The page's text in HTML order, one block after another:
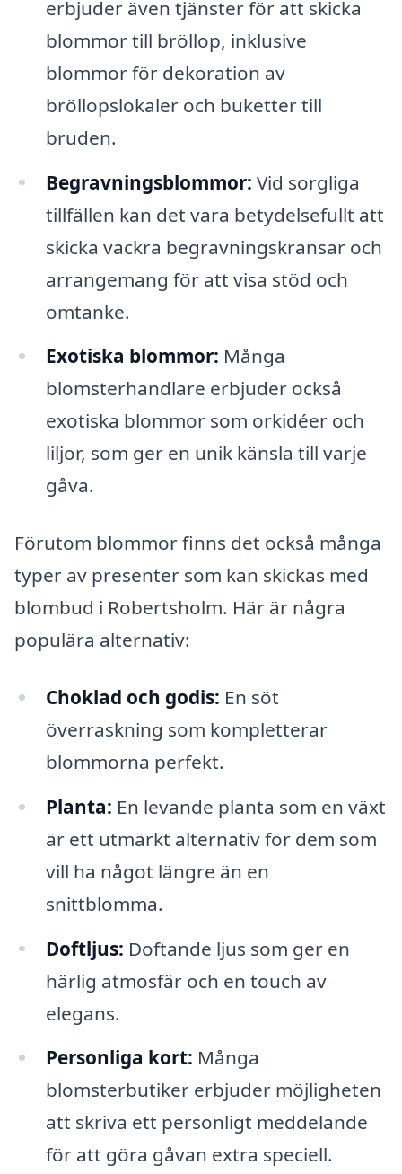
erbjuder även tjänster för att skicka
blommor till bröllop, inklusive
blommor för dekoration av
bröllopslokaler och buketter till
bruden.
Begravningsblommor: Vid sorgliga
tillfällen kan det vara betydelsefullt att
skicka vackra begravningskransar och
arrangemang för att visa stöd och
omtanke.
Exotiska blommor: Många
blomsterhandlare erbjuder också
exotiska blommor som orkidéer och
liljor, som ger en unik känsla till varje
gåva.
Förutom blommor finns det också många
typer av presenter som kan skickas med
blombud i Robertsholm. Här är några
populära alternativ:
Choklad och godis: En söt
överraskning som kompletterar
blommorna perfekt.
Planta: En levande planta som en växt
är ett utmärkt alternativ för dem som
vill ha något längre än en
snittblomma.
Doftljus: Doftande ljus som ger en
härlig atmosfär och en touch av
elegans.
Personliga kort: Många
blomsterbutiker erbjuder möjligheten
att skriva ett personligt meddelande
för att göra gåvan extra speciell.